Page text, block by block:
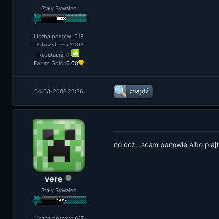
Stały Bywalec
Liczba postów: 518
Dołączył: Feb 2008
Reputacja: 0
Forum Gold: 0.00
04-03-2008 23:36
vere
Stały Bywalec
no cóż...scam panowie albo